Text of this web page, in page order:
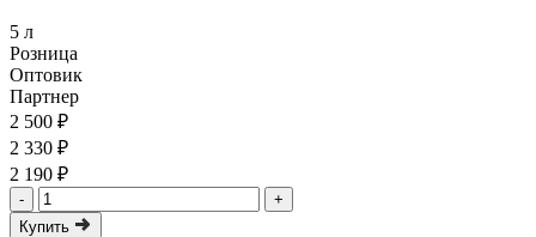
5 л
Розница
Оптовик
Партнер
2 500 ₽
2 330 ₽
2 190 ₽
-
+
Купить